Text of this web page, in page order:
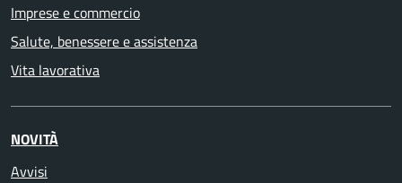
Imprese e commercio
Salute, benessere e assistenza
Vita lavorativa
NOVITÀ
Avvisi